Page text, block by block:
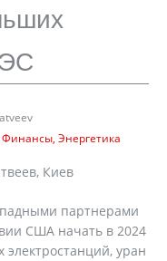
Финансы Энергетика
Киев
партнерами
США начать в 2024
электростанций, уран